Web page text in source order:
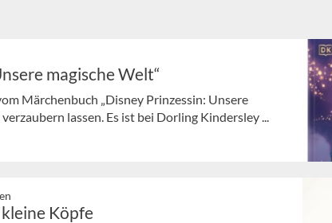
magische Welt“
Märchenbuch „Disney Prinzessin: Unsere
lassen. Es ist bei Dorling Kindersley ...
Köpfe